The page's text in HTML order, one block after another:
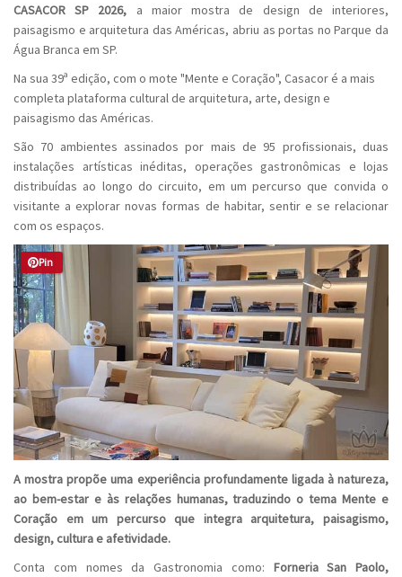
CASACOR SP 2026, a maior mostra de design de interiores,
paisagismo e arquitetura das Américas, abriu as portas no Parque da
Água Branca em SP.
Na sua 39ª edição, com o mote "Mente e Coração", Casacor é a mais
completa plataforma cultural de arquitetura, arte, design e
paisagismo das Américas.
São 70 ambientes assinados por mais de 95 profissionais, duas
instalações artísticas inéditas, operações gastronômicas e lojas
distribuídas ao longo do circuito, em um percurso que convida o
visitante a explorar novas formas de habitar, sentir e se relacionar
com os espaços.
Pin
A mostra propõe uma experiência profundamente ligada à natureza,
ao bem-estar e às relações humanas, traduzindo o tema Mente e
Coração em um percurso que integra arquitetura, paisagismo,
design, cultura e afetividade.
Conta com nomes da Gastronomia como: Forneria San Paolo,